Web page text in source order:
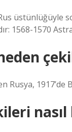
üstünlüğüyle
1568-1570
1917’de
nasıl